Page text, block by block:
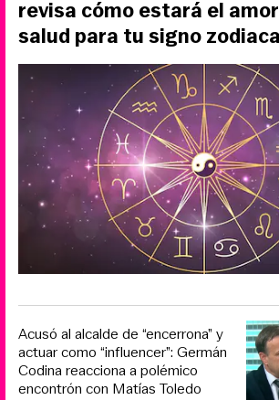
revisa cómo estará el
salud para tu signo
Acusó al alcalde de “encerrona” y
actuar como “influencer”: Germán
Codina reacciona a polémico
encontrón con Matías Toledo